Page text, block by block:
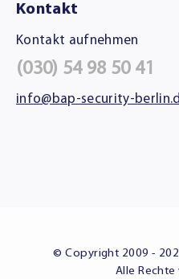
Kontakt
Kontakt aufnehmen
(030) 54 98 50 41
info@bap-security-
© Copyright 2009 -
Alle